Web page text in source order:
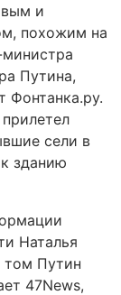
и
похожим на
Путина,
Фонтанка.ру.
сели в
зданию
Наталья
том Путин
47News,